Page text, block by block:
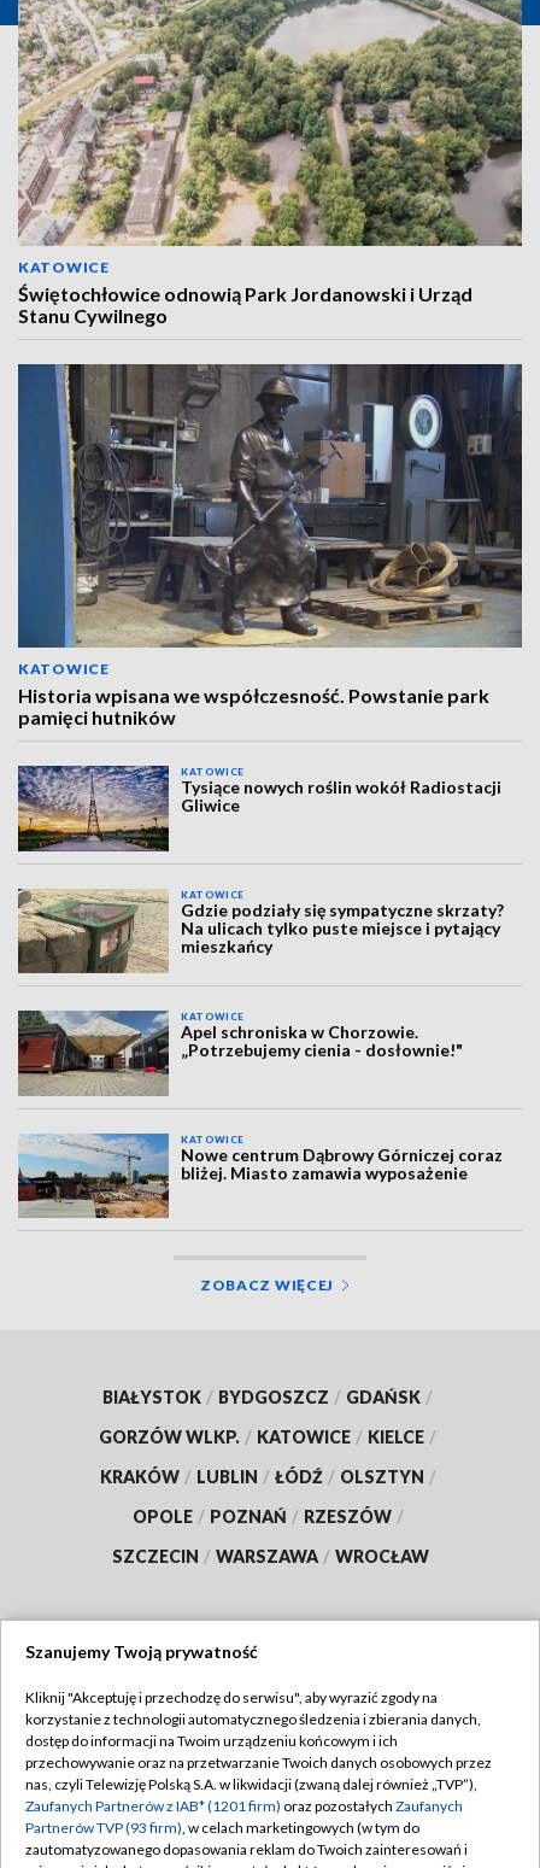
KATOWICE
Świętochłowice odnowią Park Jordanowski i Urząd
Stanu Cywilnego
KATOWICE
Historia wpisana we współczesność. Powstanie park
pamięci hutników
KATOWICE
Tysiące nowych roślin wokół Radiostacji
Gliwice
KATOWICE
Gdzie podziały się sympatyczne skrzaty?
Na ulicach tylko puste miejsce i pytający
mieszkańcy
KATOWICE
Apel schroniska w Chorzowie.
„Potrzebujemy cienia - dosłownie!"
KATOWICE
Nowe centrum Dąbrowy Górniczej coraz
bliżej. Miasto zamawia wyposażenie
ZOBACZ WIĘCEJ
BIAŁYSTOK / BYDGOSZCZ / GDAŃSK /
GORZÓW WLKP. / KATOWICE / KIELCE /
KRAKÓW / LUBLIN / ŁÓDŹ / OLSZTYN /
OPOLE / POZNAŃ / RZESZÓW /
SZCZECIN / WARSZAWA / WROCŁAW
TVP
Abonament TVP
Emisja w TVP
Centrum informacji TVP
Regulamin TVP
Polityka prywatności
Moje zgody
Szanujemy Twoją prywatność
Kliknij "Akceptuję i przechodzę do serwisu", aby wyrazić zgody na
korzystanie z technologii automatycznego śledzenia i zbierania danych,
dostęp do informacji na Twoim urządzeniu końcowym i ich
przechowywanie oraz na przetwarzanie Twoich danych osobowych przez
nas, czyli Telewizję Polską S.A. w likwidacji (zwaną dalej również „TVP”),
Zaufanych Partnerów z IAB* (1201 firm) oraz pozostałych Zaufanych
Partnerów TVP (93 firm), w celach marketingowych (w tym do
zautomatyzowanego dopasowania reklam do Twoich zainteresowań i